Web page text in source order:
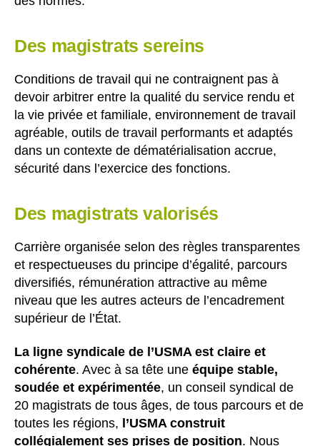
Des magistrats sereins
Conditions de travail qui ne contraignent pas à
devoir arbitrer entre la qualité du service rendu et
la vie privée et familiale, environnement de travail
agréable, outils de travail performants et adaptés
dans un contexte de dématérialisation accrue,
sécurité dans l’exercice des fonctions.
Des magistrats valorisés
Carrière organisée selon des règles transparentes
et respectueuses du principe d’égalité, parcours
diversifiés, rémunération attractive au même
niveau que les autres acteurs de l’encadrement
supérieur de l’État.
La ligne syndicale de l’USMA est claire et
cohérente. Avec à sa tête une équipe stable,
soudée et expérimentée, un conseil syndical de
20 magistrats de tous âges, de tous parcours et de
toutes les régions, l’USMA construit
collégialement ses prises de position. Nous